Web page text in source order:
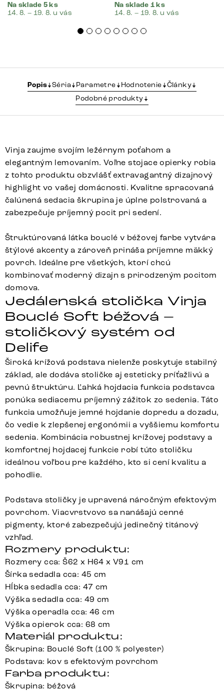
Na sklade 5 ks
14. 8. – 19. 8. u vás
Na sklade 1 ks
14. 8. – 19. 8. u vás
Popis Séria Parametre Hodnotenie
Články
Podobné produkty
Vinja zaujme svojím ležérnym poťahom a
elegantným lemovaním. Voľne stojace opierky robia
z tohto produktu obzvlášť extravagantný dizajnový
highlight vo vašej domácnosti. Kvalitne spracovaná
čalúnená sedacia škrupina je úplne polstrovaná a
zabezpečuje príjemný pocit pri sedení.
Štruktúrovaná látka bouclé v béžovej farbe vytvára
štýlové akcenty a zároveň prináša príjemne mäkký
povrch. Ideálne pre všetkých, ktorí chcú
kombinovať moderný dizajn s prirodzeným pocitom
domova.
Jedálenská stolička Vinja
Bouclé Soft béžová –
stoličkový systém od
Delife
Široká krížová podstava nielenže poskytuje stabilný
základ, ale dodáva stoličke aj esteticky príťažlivú a
pevnú štruktúru. Ľahká hojdacia funkcia podstavca
ponúka sediacemu príjemný zážitok zo sedenia. Táto
funkcia umožňuje jemné hojdanie dopredu a dozadu,
čo vedie k zlepšenej ergonómii a vyššiemu komfortu
sedenia. Kombinácia robustnej krížovej podstavy a
komfortnej hojdacej funkcie robí túto stoličku
ideálnou voľbou pre každého, kto si cení kvalitu a
pohodlie.
Podstava stoličky je upravená náročným efektovým
povrchom. Viacvrstvovo sa nanášajú cenné
pigmenty, ktoré zabezpečujú jedinečný titánový
vzhľad.
Rozmery produktu:
Rozmery cca: Š62 x H64 x V91 cm
Šírka sedadla cca: 45 cm
Hĺbka sedadla cca: 47 cm
Výška sedadla cca: 49 cm
Výška operadla cca: 46 cm
Výška opierok cca: 68 cm
Materiál produktu:
Škrupina: Bouclé Soft (100 % polyester)
Podstava: kov s efektovým povrchom
Farba produktu:
Škrupina: béžová